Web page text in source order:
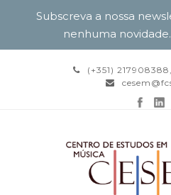
(+351)
Subscreva a nossa
nenhuma novidade.